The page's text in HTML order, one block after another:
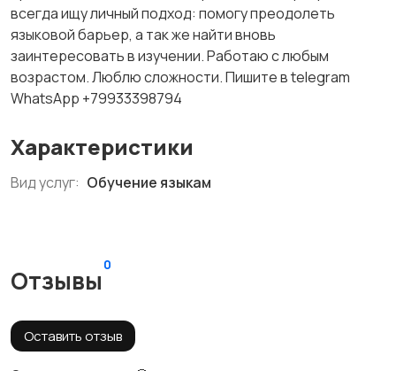
всегда ищу личный подход: помогу преодолеть
языковой барьер, а так же найти вновь
заинтересовать в изучении. Работаю с любым
возрастом. Люблю сложности. Пишите в telegram
WhatsApp +79933398794
Характеристики
Вид услуг: Обучение языкам
Отзывы
0
Оставить отзыв